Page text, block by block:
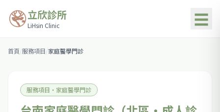
立欣診所
LiHsin Clinic ☰
首頁/服務項目/家庭醫學門診
服務項目・家庭醫學門診